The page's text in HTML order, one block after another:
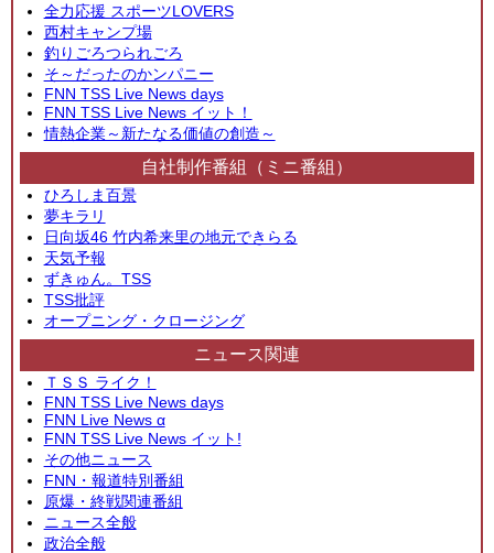
全力応援 スポーツLOVERS
西村キャンプ場
釣りごろつられごろ
そ～だったのかンパニー
FNN TSS Live News days
FNN TSS Live News イット！
情熱企業～新たなる価値の創造～
自社制作番組（ミニ番組）
ひろしま百景
夢キラリ
日向坂46 竹内希来里の地元できらる
天気予報
ずきゅん。TSS
TSS批評
オープニング・クロージング
ニュース関連
ＴＳＳ ライク！
FNN TSS Live News days
FNN Live News α
FNN TSS Live News イット!
その他ニュース
FNN・報道特別番組
原爆・終戦関連番組
ニュース全般
政治全般